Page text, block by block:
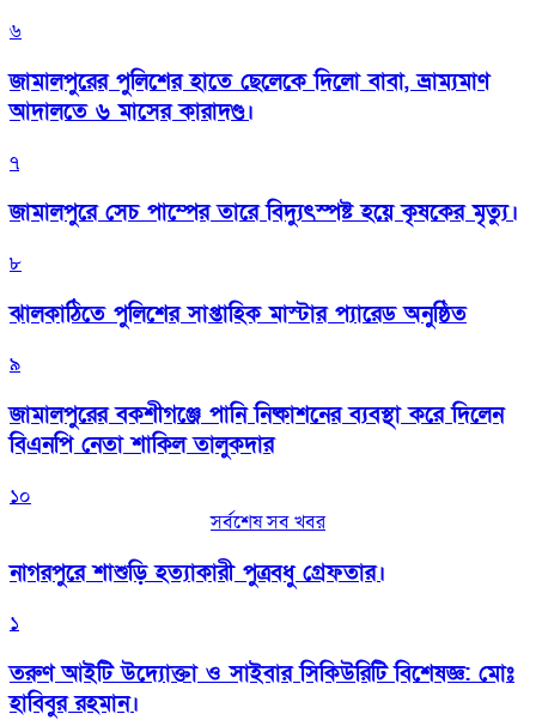
৬
জামালপুরের পুলিশের হাতে ছেলেকে দিলো বাবা, ভ্রাম্যমাণ
আদালতে ৬ মাসের কারাদণ্ড।
৭
জামালপুরে সেচ পাম্পের তারে বিদ্যুৎস্পষ্ট হয়ে কৃষকের মৃত্যু।
৮
‎ঝালকাঠিতে পুলিশের সাপ্তাহিক মাস্টার প্যারেড অনুষ্ঠিত
৯
জামালপুরের বকশীগঞ্জে পানি নিষ্কাশনের ব্যবস্থা করে দিলেন
বিএনপি নেতা শাকিল তালুকদার
১০
সর্বশেষ সব খবর
নাগরপুরে শাশুড়ি হত্যাকারী পুত্রবধু গ্রেফতার।
১
তরুণ আইটি উদ্যোক্তা ও সাইবার সিকিউরিটি বিশেষজ্ঞ: মোঃ
হাবিবুর রহমান।